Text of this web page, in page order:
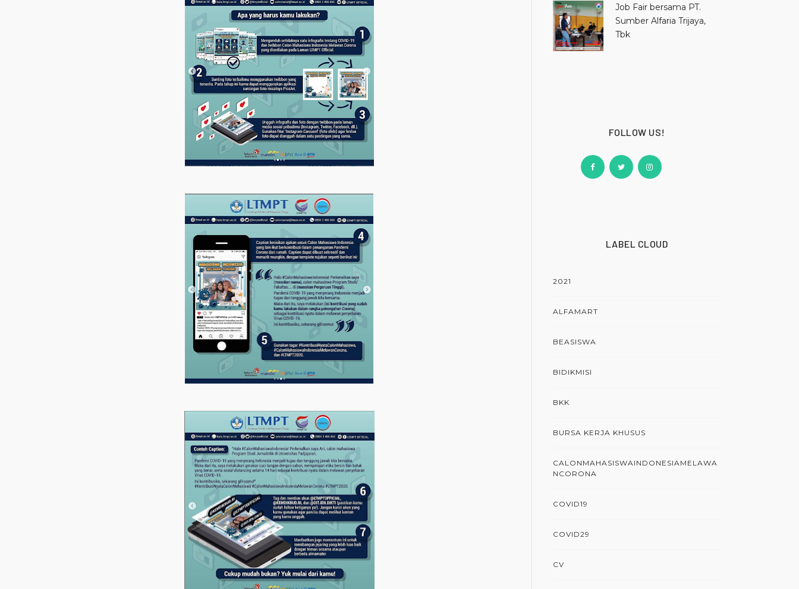
Job Fair bersama PT.
Sumber Alfaria Trijaya,
Tbk
FOLLOW US!
LABEL CLOUD
2021
ALFAMART
BEASISWA
BIDIKMISI
BKK
BURSA KERJA KHUSUS
CALONMAHASISWAINDONESIAMELAWA
NCORONA
COVID19
COVID29
CV